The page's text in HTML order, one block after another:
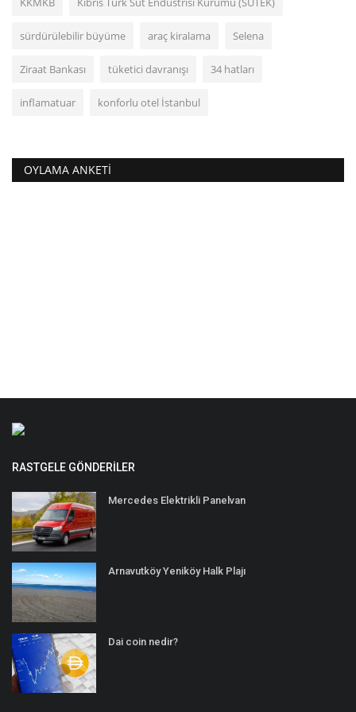
sürdürülebilir büyüme araç kiralama Selena
Ziraat Bankası tüketici davranışı 34 hatları
inflamatuar konforlu otel İstanbul
OYLAMA ANKETI
RASTGELE GÖNDERILER
Mercedes Elektrikli Panelvan
Arnavutköy Yeniköy Halk Plajı
Dai coin nedir?